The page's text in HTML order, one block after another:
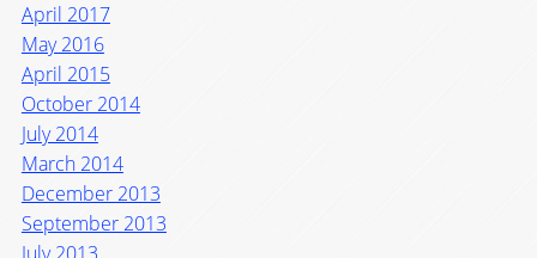
April 2017
May 2016
April 2015
October 2014
July 2014
March 2014
December 2013
September 2013